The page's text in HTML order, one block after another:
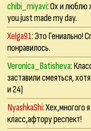
chibi_miyavi: Ох и люблю
you just made my day.
Xelga91: Это Гениально!
понравилось.
Veronica_Batisheva:
заставили смеяться,
и 24)
NyashkaShi: Хех,многого
класс,афтору респект!